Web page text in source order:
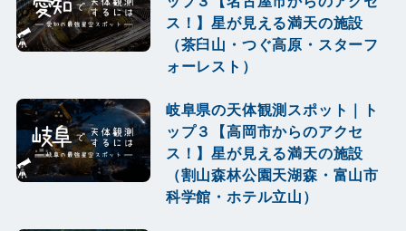
ス！】星が見える満天の施設
（茶臼山・つぐ高原・スターフ
ォーレスト）
岐阜県の天体観測スポット｜ト
ップ３【高岡市からのアクセ
ス！】星が見える満天の施設
（割山森林公園天湖森・富山市
科学館・ホテル立山）